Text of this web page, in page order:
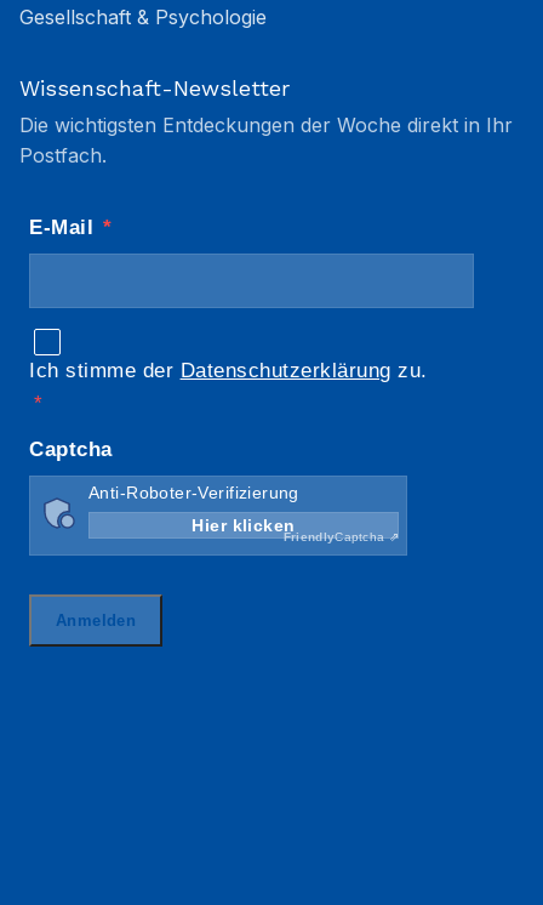
Gesellschaft & Psychologie
Wissenschaft-Newsletter
Die wichtigsten Entdeckungen der Woche direkt in Ihr
Postfach.